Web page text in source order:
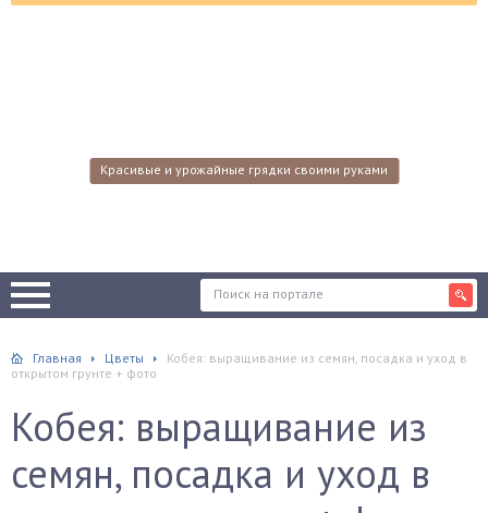
Красивые и урожайные грядки своими руками
Главная Цветы
Кобея: выращивание из семян, посадка и уход в
открытом грунте + фото
Кобея: выращивание из
семян, посадка и уход в